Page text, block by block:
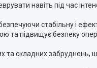
навіть під час
стабільну і
та підвищує безпеку
складних забруднень,